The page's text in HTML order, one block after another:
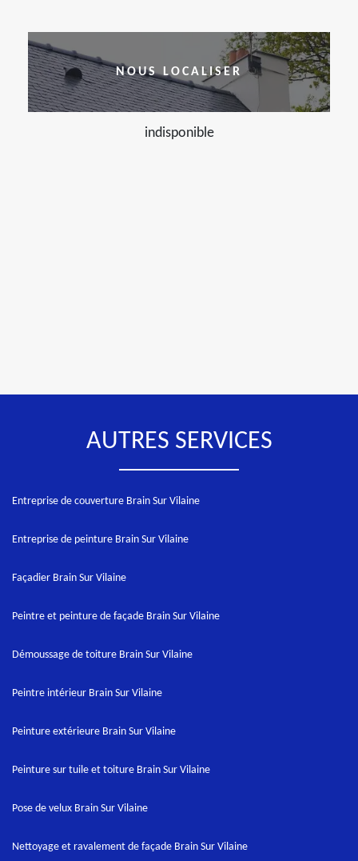
NOUS LOCALISER
indisponible
AUTRES SERVICES
Entreprise de couverture Brain Sur Vilaine
Entreprise de peinture Brain Sur Vilaine
Façadier Brain Sur Vilaine
Peintre et peinture de façade Brain Sur Vilaine
Démoussage de toiture Brain Sur Vilaine
Peintre intérieur Brain Sur Vilaine
Peinture extérieure Brain Sur Vilaine
Peinture sur tuile et toiture Brain Sur Vilaine
Pose de velux Brain Sur Vilaine
Nettoyage et ravalement de façade Brain Sur Vilaine